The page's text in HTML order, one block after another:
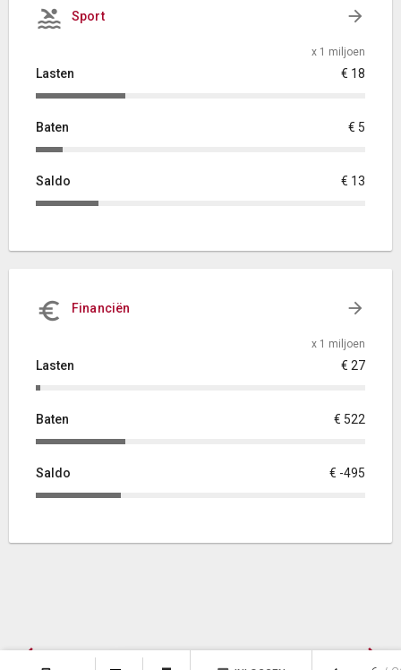
Sport
x 1 miljoen
Lasten € 18
Baten € 5
Saldo € 13
Financiën
x 1 miljoen
Lasten € 27
Baten € 522
Saldo € -495
Vorige